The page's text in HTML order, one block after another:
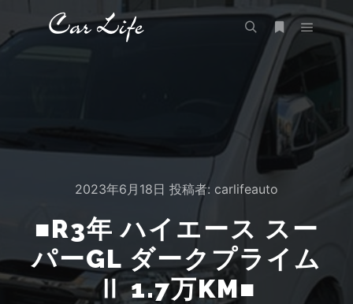
検索 詳細
2023年6月18日 投稿者: carlifeauto
■R3年 ハイエース スー
パーGL ダークプライム
Ⅱ 1.7万KM■